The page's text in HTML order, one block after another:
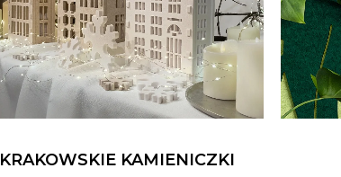
KRAKOWSKIE KAMIENICZKI